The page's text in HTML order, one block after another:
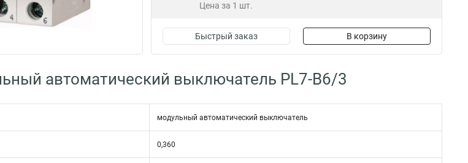
Цена за 1 шт.
Быстрый заказ В корзину
автоматический выключатель PL7-B6/3
модульный автоматический выключатель
0,360